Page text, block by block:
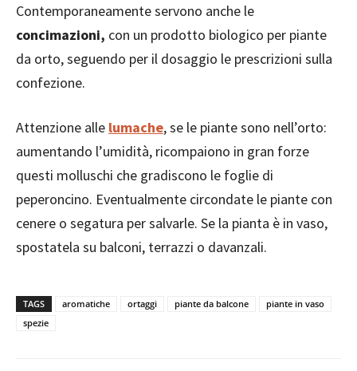
Contemporaneamente servono anche le
concimazioni, con un prodotto biologico per piante
da orto, seguendo per il dosaggio le prescrizioni sulla
confezione.
Attenzione alle lumache, se le piante sono nell’orto:
aumentando l’umidità, ricompaiono in gran forze
questi molluschi che gradiscono le foglie di
peperoncino. Eventualmente circondate le piante con
cenere o segatura per salvarle. Se la pianta è in vaso,
spostatela su balconi, terrazzi o davanzali.
TAGS aromatiche ortaggi piante da balcone
piante in vaso
spezie